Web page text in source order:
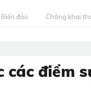
Biển đảo Chống khai
các điểm